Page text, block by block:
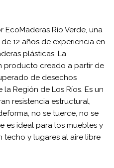
Río Verde, una
12 años de experiencia en
plásticas. La
producto creado a partir de
de desechos
Región de Los Ríos. Es un
resistencia estructural,
no se tuerce, no se
es ideal para los muebles y
techo y lugares al aire libre